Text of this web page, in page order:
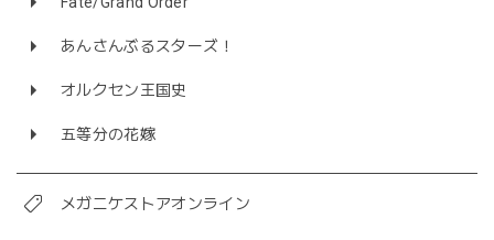
あんさんぶるスターズ！
オルクセン王国史
五等分の花嫁
メガニケストアオンライン